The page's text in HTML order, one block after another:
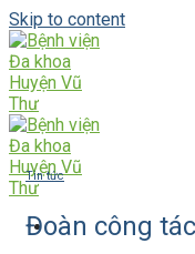
Skip to content
Tin tức
Đoàn công